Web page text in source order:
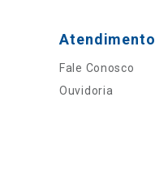
Atendimento
Fale Conosco
Ouvidoria